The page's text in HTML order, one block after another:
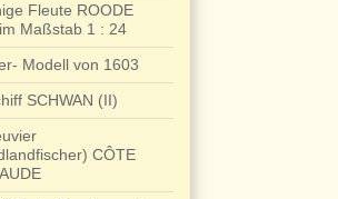
Fleute ROODE
Maßstab 1 : 24
Modell von 1603
SCHWAN (II)
CÔTE